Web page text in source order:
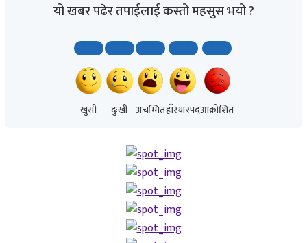
यो खबर पढेर तपाईलाई कस्तो महसुस भयो ?
खुसी दुःखी अचम्मितहाँस्यास्पदआक्रोशित